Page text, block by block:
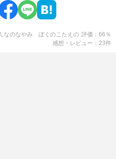
なのなやみ ぼくのこたえ の 評価 66 ％
感想・レビュー
23件